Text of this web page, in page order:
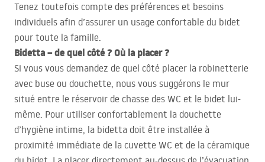
Tenez toutefois compte des préférences et besoins
individuels afin d’assurer un usage confortable du bidet
pour toute la famille.
Bidetta – de quel côté ? Où la placer ?
Si vous vous demandez de quel côté placer la robinetterie
avec buse ou douchette, nous vous suggérons le mur
situé entre le réservoir de chasse des WC et le bidet lui-
même. Pour utiliser confortablement la douchette
d’hygiène intime, la bidetta doit être installée à
proximité immédiate de la cuvette WC et de la céramique